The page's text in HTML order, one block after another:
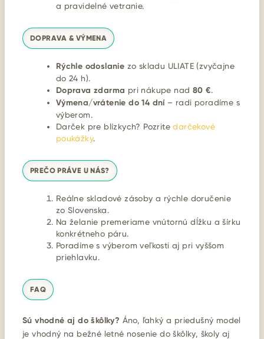
a pravidelné vetranie.
DOPRAVA & VÝMENA
Rýchle odoslanie zo skladu ULIATE (zvyčajne
do 24 h).
Doprava zdarma pri nákupe nad 80 €.
Výmena/vrátenie do 14 dní– radi poradíme s
výberom.
Darček pre blízkych? Pozritedarčekové
poukážky.
PREČO PRÁVE U NÁS?
Reálne skladové zásoby a rýchle doručenie
zo Slovenska.
Na želanie premeriame vnútornú dĺžku a šírku
konkrétneho páru.
Poradíme s výberom veľkosti aj pri vyššom
priehlavku.
FAQ
Sú vhodné aj do škôlky? Áno, ľahký a priedušný model
je vhodný na bežné letné nosenie do škôlky, školy aj